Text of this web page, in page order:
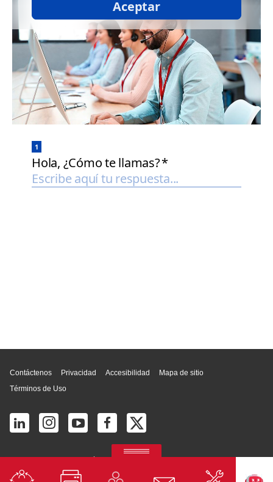
Contáctenos Privacidad Accesibilidad
Mapa de sitio
Términos de Uso
© 2026 Ricoh América Latina, Inc. Todos los derechos reservados.